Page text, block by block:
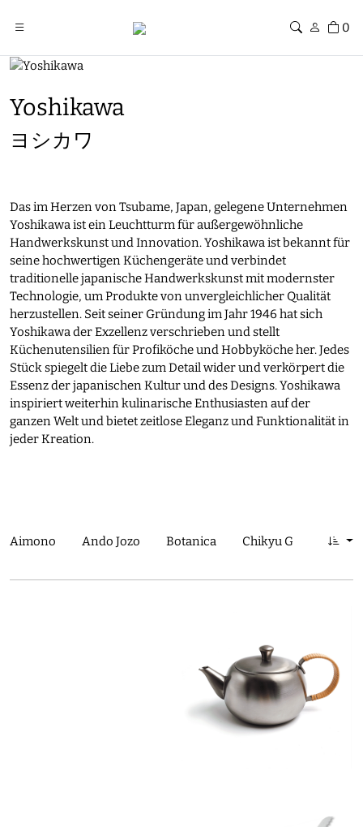
0
Yoshikawa
ヨシカワ
Das im Herzen von Tsubame, Japan, gelegene Unternehmen
Yoshikawa ist ein Leuchtturm für außergewöhnliche
Handwerkskunst und Innovation. Yoshikawa ist bekannt für
seine hochwertigen Küchengeräte und verbindet
traditionelle japanische Handwerkskunst mit modernster
Technologie, um Produkte von unvergleichlicher Qualität
herzustellen. Seit seiner Gründung im Jahr 1946 hat sich
Yoshikawa der Exzellenz verschrieben und stellt
Küchenutensilien für Profiköche und Hobbyköche her. Jedes
Stück spiegelt die Liebe zum Detail wider und verkörpert die
Essenz der japanischen Kultur und des Designs. Yoshikawa
inspiriert weiterhin kulinarische Enthusiasten auf der
ganzen Welt und bietet zeitlose Eleganz und Funktionalität in
jeder Kreation.
Aimono Ando Jozo Botanica Chikyu Greetings